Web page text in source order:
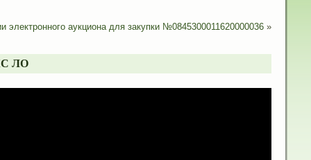
электронного аукциона для закупки №0845300011620000036»
ЛО